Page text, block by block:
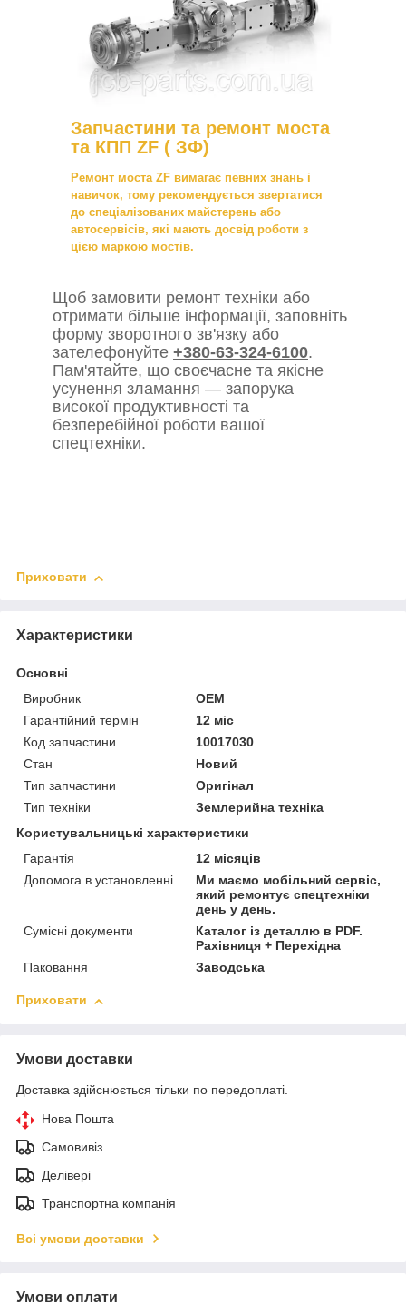
Запчастини та ремонт моста
та КПП ZF ( ЗФ)
Ремонт моста ZF вимагає певних знань і
навичок, тому рекомендується звертатися
до спеціалізованих майстерень або
автосервісів, які мають досвід роботи з
цією маркою мостів.
Щоб замовити ремонт техніки або
отримати більше інформації, заповніть
форму зворотного зв'язку або
зателефонуйте +380-63-324-6100.
Пам'ятайте, що своєчасне та якісне
усунення зламання — запорука
високої продуктивності та
безперебійної роботи вашої
спецтехніки.
Приховати
Характеристики
Основні
Виробник
OEM
Гарантійний термін
12 міс
Код запчастини
10017030
Стан
Новий
Тип запчастини
Оригінал
Тип техніки
Землерийна техніка
Користувальницькі характеристики
Гарантія
12 місяців
Допомога в установленні
Ми маємо мобільний сервіс,
який ремонтує спецтехніки
день у день.
Сумісні документи
Каталог із деталлю в PDF.
Рахівниця + Перехідна
Паковання
Заводська
Приховати
Умови доставки
Доставка здійснюється тільки по передоплаті.
Нова Пошта
Самовивіз
Делівері
Транспортна компанія
Всі умови доставки
Умови оплати